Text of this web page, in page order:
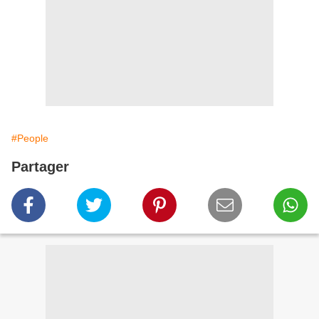
#People
Partager